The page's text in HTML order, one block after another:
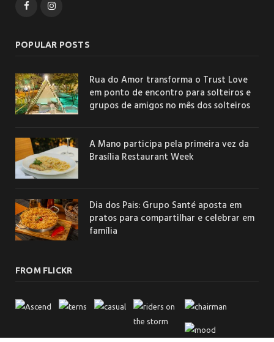
FacebookInstagram
POPULAR POSTS
Rua do Amor transforma o Trust Love
em ponto de encontro para solteiros e
grupos de amigos no mês dos solteiros
A Mano participa pela primeira vez da
Brasília Restaurant Week
Dia dos Pais: Grupo Santé aposta em
pratos para compartilhar e celebrar em
família
FROM FLICKR